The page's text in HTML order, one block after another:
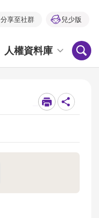
分享至社群 兒少版
人權資料庫